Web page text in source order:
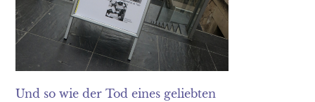
Und so wie der Tod eines geliebten